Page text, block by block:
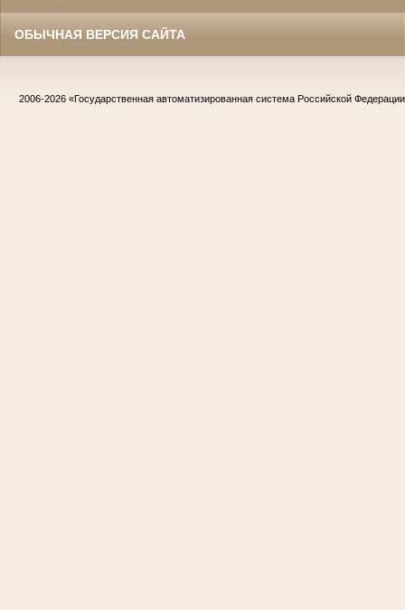
ОБЫЧНАЯ ВЕРСИЯ САЙТА
2006-2026 «Государственная автоматизированная система Российской